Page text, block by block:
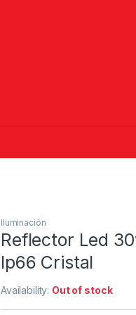
Iluminación
Reflector Led
Ip66 Cristal
Availability: Out of stock